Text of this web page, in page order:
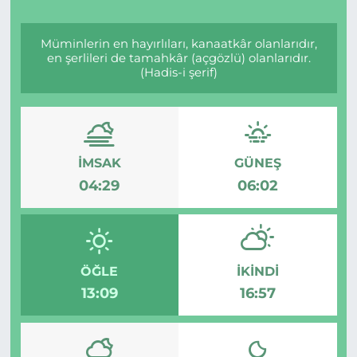
Müminlerin en hayırlıları, kanaatkâr olanlarıdır,
en şerlileri de tamahkâr (açgözlü) olanlarıdır.
(Hadis-i şerif)
İMSAK
04:29
GÜNEŞ
06:02
ÖĞLE
13:09
İKINDI
16:57